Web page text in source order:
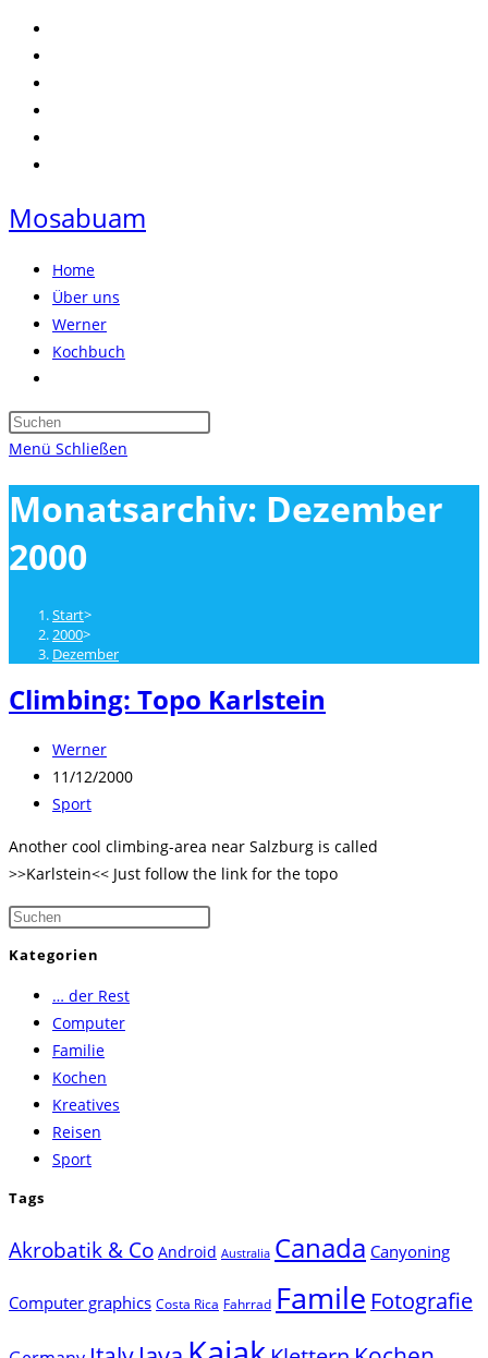
Zum
Inhalt
springen
Mosabuam
Home
Über uns
Werner
Kochbuch
umschalten
Press
close
the
Menü Schließen
Monatsarchiv: Dezember
2000
Start>
2000>
Dezember
Climbing: Topo Karlstein
Beitrags-
Autor:
Werner
Beitrag
veröffentlicht:
11/12/2000
Beitrags-
Sport
Another cool climbing-area near Salzburg is called
>>Karlstein<< Just follow the link for the topo
Press
Kategorien
… der Rest
Computer
Familie
Kochen
Kreatives
Reisen
Sport
Tags
Akrobatik & Co Android Australia Canada Canyoning
Computer graphics Costa Rica Fahrrad Famile Fotografie